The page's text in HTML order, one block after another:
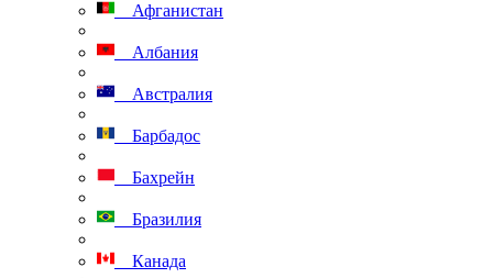
Афганистан
Албания
Австралия
Барбадос
Бахрейн
Бразилия
Канада